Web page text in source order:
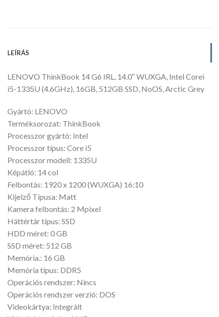
LEÍRÁS
LENOVO ThinkBook 14 G6 IRL, 14.0″ WUXGA, Intel Corei
i5-1335U (4.6GHz), 16GB, 512GB SSD, NoOS, Arctic Grey
Gyártó: LENOVO
Terméksorozat: ThinkBook
Processzor gyártó: Intel
Processzor típus: Core i5
Processzor modell: 1335U
Képátló: 14 col
Felbontás: 1920 x 1200 (WUXGA) 16:10
Kijelző Típusa: Matt
Kamera felbontás: 2 Mpixel
Háttértár típus: SSD
HDD méret: 0 GB
SSD méret: 512 GB
Memória.: 16 GB
Memória típus: DDR5
Operációs rendszer: Nincs
Operációs rendszer verzió: DOS
Videokártya: Integrált